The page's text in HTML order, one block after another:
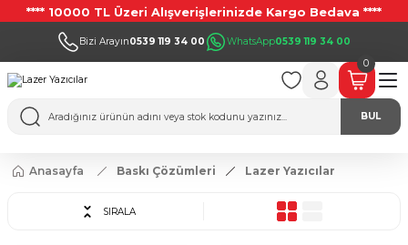
**** 10000 TL Üzeri Alışverişlerinizde Kargo Bedava ****
Bizi Arayın0539 119 34 00 WhatsApp0539 119 34 00
BUL
0
Anasayfa Baskı Çözümleri Lazer Yazıcılar
SIRALA